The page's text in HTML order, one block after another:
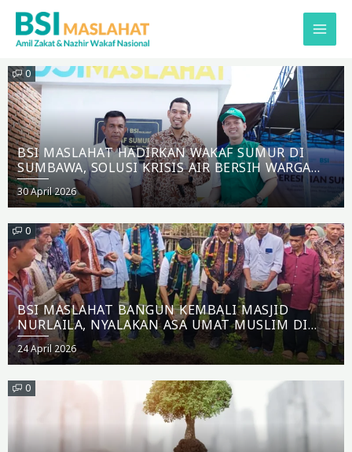
Lewati
konten
0
BSI MASLAHAT HADIRKAN WAKAF SUMUR DI
SUMBAWA, SOLUSI KRISIS AIR BERSIH WARGA
DESA MAMAN
Posted
on
30 April 2026
0
BSI MASLAHAT BANGUN KEMBALI MASJID
NURLAILA, NYALAKAN ASA UMAT MUSLIM DI
MANGGARAI BARAT
Posted
on
24 April 2026
0